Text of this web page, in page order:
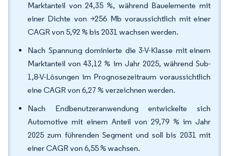
Marktanteil von 24,35 %, während Bauelemente mit
einer Dichte von >256 Mb voraussichtlich mit einer
CAGR von 5,92 % bis 2031 wachsen werden.
Nach Spannung dominierte die 3-V-Klasse mit einem
Marktanteil von 43,12 % im Jahr 2025, während Sub-
1,8-V-Lösungen im Prognosezeitraum voraussichtlich
eine CAGR von 6,27 % verzeichnen werden.
Nach Endbenutzeranwendung entwickelte sich
Automotive mit einem Anteil von 29,79 % im Jahr
2025 zum führenden Segment und soll bis 2031 mit
einer CAGR von 6,55 % wachsen.